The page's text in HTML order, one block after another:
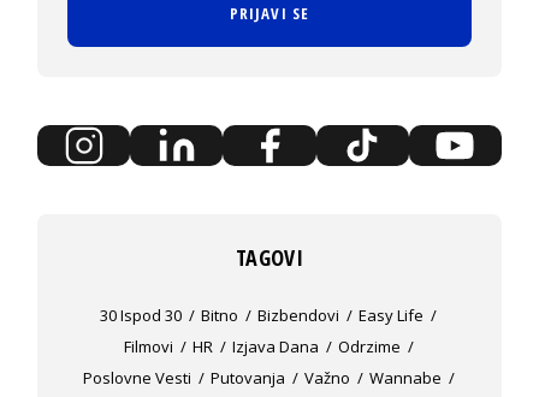
PRIJAVI SE
TAGOVI
30 Ispod 30 Bitno Bizbendovi
Easy Life
Filmovi
HR Izjava Dana
Odrzime
Poslovne Vesti
Putovanja Važno
Wannabe